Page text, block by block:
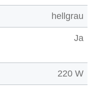
hellgrau
Ja
220 W